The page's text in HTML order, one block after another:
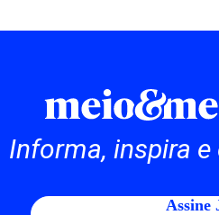
Informa, inspira e
Assine